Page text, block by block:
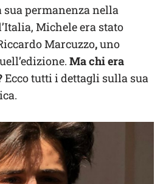
sua permanenza nella
Michele era stato
Marcuzzo,uno
Ma chi era
Ecco tutti i dettagli sulla sua